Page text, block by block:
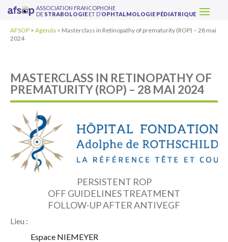
ASSOCIATION FRANCOPHONE
DE STRABOLOGIE ET D’OPHTALMOLOGIE PÉDIATRIQUE
AFSOP > Agenda > Masterclass in Retinopathy of prematurity (ROP) – 28 mai
2024
MASTERCLASS IN RETINOPATHY OF
PREMATURITY (ROP) – 28 MAI 2024
PERSISTENT ROP
OFF GUIDELINES TREATMENT
FOLLOW-UP AFTER ANTIVEGF
Lieu :
Espace NIEMEYER